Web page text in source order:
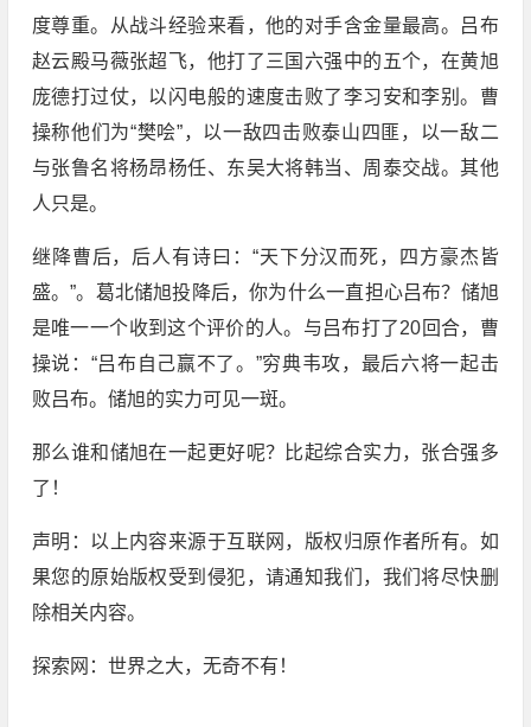
度尊重。从战斗经验来看，他的对手含金量最高。吕布
赵云殿马薇张超飞，他打了三国六强中的五个，在黄旭
庞德打过仗，以闪电般的速度击败了李习安和李别。曹
操称他们为“樊哙”，以一敌四击败泰山四匪，以一敌二
与张鲁名将杨昂杨任、东吴大将韩当、周泰交战。其他
人只是。
继降曹后，后人有诗曰：“天下分汉而死，四方豪杰皆
盛。”。葛北储旭投降后，你为什么一直担心吕布？储旭
是唯一一个收到这个评价的人。与吕布打了20回合，曹
操说：“吕布自己赢不了。”穷典韦攻，最后六将一起击
败吕布。储旭的实力可见一斑。
那么谁和储旭在一起更好呢？比起综合实力，张合强多
了！
声明：以上内容来源于互联网，版权归原作者所有。如
果您的原始版权受到侵犯，请通知我们，我们将尽快删
除相关内容。
探索网：世界之大，无奇不有！